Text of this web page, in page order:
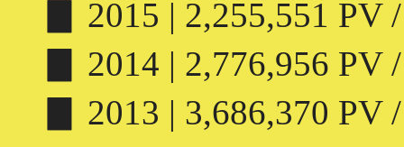
▊ 2015 | 2,255,551 PV
▊ 2014 | 2,776,956 PV
▊ 2013 | 3,686,370 PV